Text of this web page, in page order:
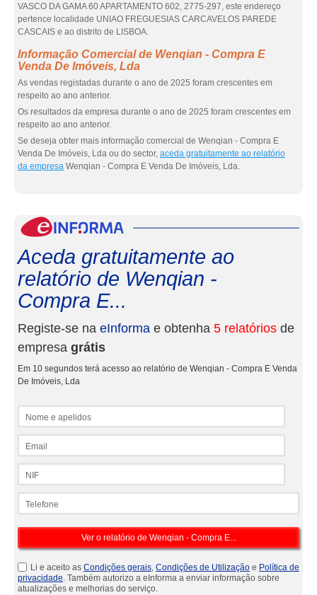
VASCO DA GAMA 60 APARTAMENTO 602, 2775-297, este endereço
pertence localidade UNIAO FREGUESIAS CARCAVELOS PAREDE
CASCAIS e ao distrito de LISBOA.
Informação Comercial de Wenqian - Compra E
Venda De Imóveis, Lda
As vendas registadas durante o ano de 2025 foram crescentes em
respeito ao ano anterior.
Os resultados da empresa durante o ano de 2025 foram crescentes em
respeito ao ano anterior.
Se deseja obter mais informação comercial de Wenqian - Compra E
Venda De Imóveis, Lda ou do sector, aceda gratuitamente ao relatório
da empresa Wenqian - Compra E Venda De Imóveis, Lda.
Aceda gratuitamente ao
relatório de Wenqian -
Compra E...
Registe-se na eInforma e obtenha 5 relatórios de
empresa grátis
Em 10 segundos terá acesso ao relatório de Wenqian - Compra E Venda
De Imóveis, Lda
Li e aceito as Condições gerais, Condições de Utilização e Política de
privacidade. Também autorizo a eInforma a enviar informação sobre
atualizações e melhorias do serviço.